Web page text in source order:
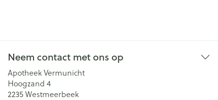
Neem contact met ons op
Apotheek Vermunicht
Hoogzand 4
2235Westmeerbeek